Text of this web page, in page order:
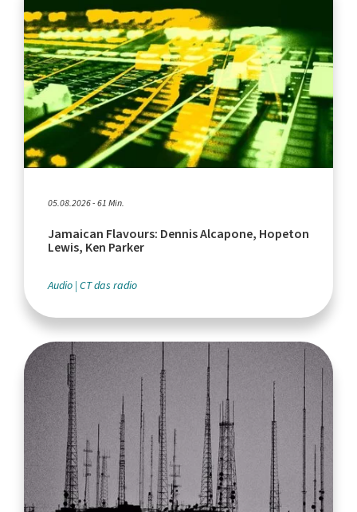
05.08.2026 - 61 Min.
Jamaican Flavours: Dennis Alcapone, Hopeton
Lewis, Ken Parker
Audio CT das radio